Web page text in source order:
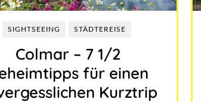
Lanka
SIGHTSEEING STÄDTEREISE
Colmar ‒ 7 1/2
für einen
Kurztrip